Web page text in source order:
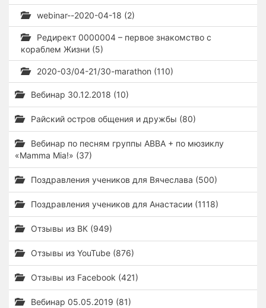
webinar--2020-04-18 (2)
Редирект 0000004 – первое знакомство с
кораблем Жизни (5)
2020-03/04-21/30-marathon (110)
Вебинар 30.12.2018 (10)
Райский остров общения и дружбы (80)
Вебинар по песням группы ABBA + по мюзиклу
«Mamma Mia!» (37)
Поздравления учеников для Вячеслава (500)
Поздравления учеников для Анастасии (1118)
Отзывы из ВК (949)
Отзывы из YouTube (876)
Отзывы из Facebook (421)
Вебинар 05.05.2019 (81)